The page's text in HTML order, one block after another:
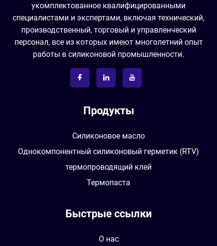
укомплектованное квалифицированными
специалистами и экспертами, включая технический,
производственный, торговый и управленческий
персонал, все из которых имеют многолетний опыт
работы в силиконовой промышленности.
Продукты
Силиконовое масло
Однокомпонентный силиконовый герметик (RTV)
термопроводящий клей
Термопаста
Быстрые ссылки
О нас